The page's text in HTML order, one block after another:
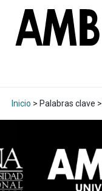
Inicio > Palabras clave >